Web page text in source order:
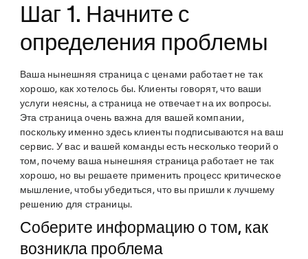
Шаг 1. Начните с
определения проблемы
Ваша нынешняя страница с ценами работает не так
хорошо, как хотелось бы. Клиенты говорят, что ваши
услуги неясны, а страница не отвечает на их вопросы.
Эта страница очень важна для вашей компании,
поскольку именно здесь клиенты подписываются на ваш
сервис. У вас и вашей команды есть несколько теорий о
том, почему ваша нынешняя страница работает не так
хорошо, но вы решаете применить процесс критическое
мышление, чтобы убедиться, что вы пришли к лучшему
решению для страницы.
Соберите информацию о том, как
возникла проблема